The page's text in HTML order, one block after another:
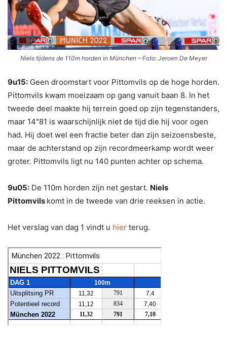
Niels tijdens de 110m horden in München – Foto: Jeroen De Meyer
9u15: Geen droomstart voor Pittomvils op de hoge horden.
Pittomvils kwam moeizaam op gang vanuit baan 8. In het
tweede deel maakte hij terrein goed op zijn tegenstanders,
maar 14″81 is waarschijnlijk niet de tijd die hij voor ogen
had. Hij doet wel een fractie beter dan zijn seizoensbeste,
maar de achterstand op zijn recordmeerkamp wordt weer
groter. Pittomvils ligt nu 140 punten achter op schema.
9u05: De 110m horden zijn net gestart. Niels
Pittomvils komt in de tweede van drie reeksen in actie.
Het verslag van dag 1 vindt u hier terug.